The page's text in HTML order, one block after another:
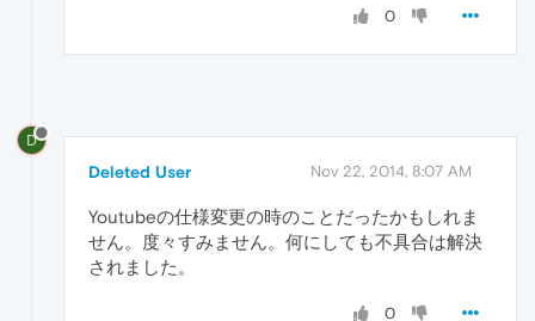
0
D
Deleted User Nov 22, 2014, 8:07 AM
Youtubeの仕様変更の時のことだったかもしれま
せん。度々すみません。何にしても不具合は解決
されました。
0